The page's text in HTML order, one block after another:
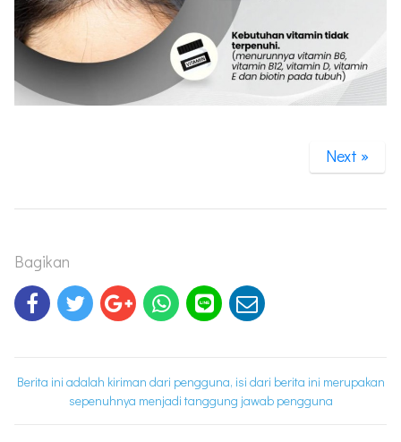
Next »
Bagikan
Berita ini adalah kiriman dari pengguna, isi dari berita ini merupakan
sepenuhnya menjadi tanggung jawab pengguna